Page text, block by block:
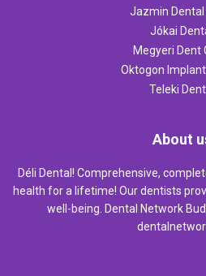
Jazmin Dental
Jókai
Megyeri Dent
Oktogon
Teleki
About
Déli Dental! Comprehensive,
health for a lifetime! Our dentists
well-being. Dental Network